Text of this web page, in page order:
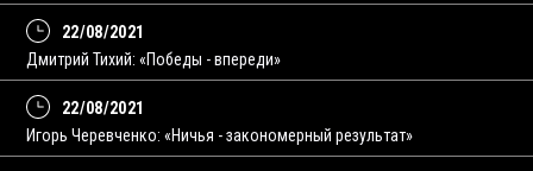
22/08/2021
Дмитрий Тихий: «Победы - впереди»
22/08/2021
Игорь Черевченко: «Ничья - закономерный результат»